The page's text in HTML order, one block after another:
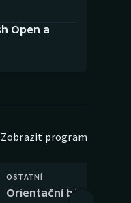
Open a
Zobrazit program
OSTATNÍ
Orientační běh: SP